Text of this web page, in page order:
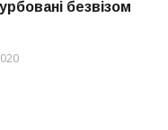
безвізом